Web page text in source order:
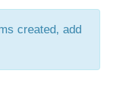
created, add